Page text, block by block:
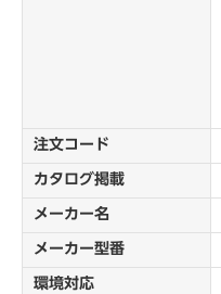
注文コード
カタログ掲載
メーカー名
メーカー型番
環境対応